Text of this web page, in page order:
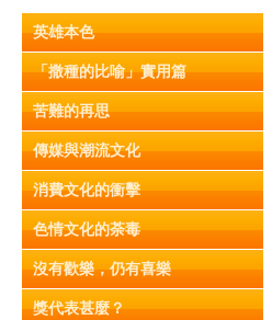
英雄本色
「撒種的比喻」實用篇
苦難的再思
傳媒與潮流文化
消費文化的衝擊
色情文化的荼毒
沒有歡樂，仍有喜樂
獎代表甚麼？